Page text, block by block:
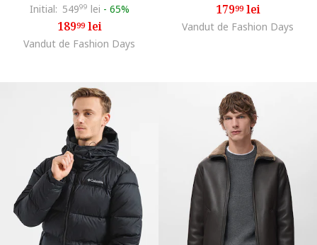
Initial: 54999 lei - 65%
18999lei
Vandut de Fashion Days
17999lei
Vandut de Fashion Days